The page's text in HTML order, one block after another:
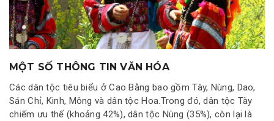
MỘT SỐ THÔNG TIN VĂN HÓA
Các dân tộc tiêu biểu ở Cao Bằng bao gồm Tày, Nùng, Dao,
Sán Chỉ, Kinh, Mông và dân tộc Hoa.Trong đó, dân tộc Tày
chiếm ưu thế (khoảng 42%), dân tộc Nùng (35%), còn lại là